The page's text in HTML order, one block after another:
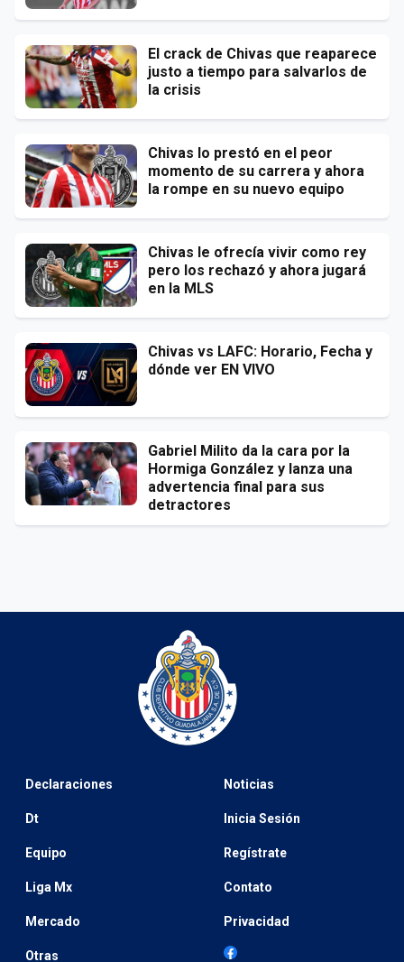
El crack de Chivas que reaparece
justo a tiempo para salvarlos de
la crisis
Chivas lo prestó en el peor
momento de su carrera y ahora
la rompe en su nuevo equipo
Chivas le ofrecía vivir como rey
pero los rechazó y ahora jugará
en la MLS
Chivas vs LAFC: Horario, Fecha y
dónde ver EN VIVO
Gabriel Milito da la cara por la
Hormiga González y lanza una
advertencia final para sus
detractores
Declaraciones
Dt
Equipo
Liga Mx
Mercado
Otras
Noticias
Inicia Sesión
Regístrate
Contato
Privacidad